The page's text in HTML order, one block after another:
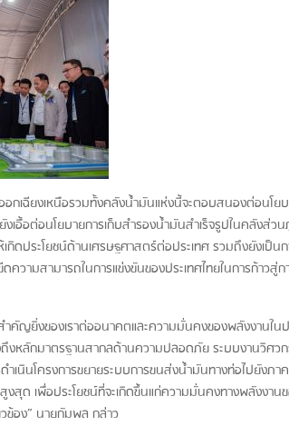
กเฉียงเหนือรวมทั้งคลังน้ำมันแห่งนี้จะตอบสนองต่อนโย
เอื้อต่อนโยบายการเก็บสำรองน้ำมันสำเร็จรูปในคลังส่
กิดประโยชน์ด้านเศรษฐศาสตร์ต่อประเทศ รวมถึงยังเป็น
ความสามารถในการแข่งขันของประเทศไทยในการก้าว
ญยิ่งของเราต่ออนาคตและความมั่นคงของพลังงานในป
งหลักมาตรฐานสากลด้านความปลอดภัย ระบบงานวิศ
ำเนินโครงการขยายระบบการขนส่งน้ำมันทางท่อไปยังภา
สุด เพื่อประโยชน์ที่จะเกิดขึ้นแก่ความมั่นคงทางพลังงาน
ข้อง” นายกัมพล กล่าว